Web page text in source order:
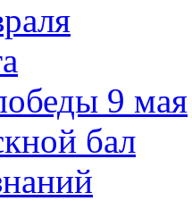
9 мая
бал